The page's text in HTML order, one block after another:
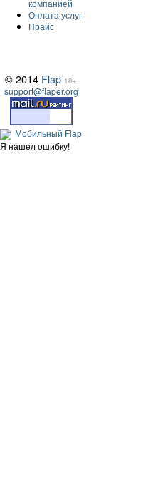
компанией
Оплата услуг
Прайс
© 2014 Flap 18+
support@flaper.org
Мобильный Flap
Я нашел ошибку!